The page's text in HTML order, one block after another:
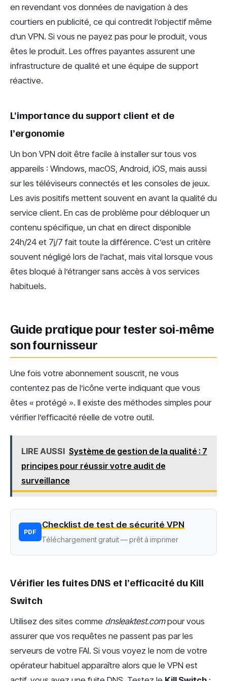
en revendant vos données de navigation à des
courtiers en publicité, ce qui contredit l’objectif même
d’un VPN. Si vous ne payez pas pour le produit, vous
êtes le produit. Les offres payantes assurent une
infrastructure de qualité et une équipe de support
réactive.
L’importance du support client et de
l’ergonomie
Un bon VPN doit être facile à installer sur tous vos
appareils : Windows, macOS, Android, iOS, mais aussi
sur les téléviseurs connectés et les consoles de jeux.
Les avis positifs mettent souvent en avant la qualité du
service client. En cas de problème pour débloquer un
contenu spécifique, un chat en direct disponible
24h/24 et 7j/7 fait toute la différence. C’est un critère
souvent négligé lors de l’achat, mais vital lorsque vous
êtes bloqué à l’étranger sans accès à vos services
habituels.
Guide pratique pour tester soi-même
son fournisseur
Une fois votre abonnement souscrit, ne vous
contentez pas de l’icône verte indiquant que vous
êtes « protégé ». Il existe des méthodes simples pour
vérifier l’efficacité réelle de votre outil.
LIRE AUSSI Système de gestion de la qualité : 7
principes pour réussir votre audit de
surveillance
PDF
Checklist de test de sécurité VPN
Téléchargement gratuit — prêt à imprimer
Vérifier les fuites DNS et l’efficacité du Kill
Switch
Utilisez des sites comme dnsleaktest.compour vous
assurer que vos requêtes ne passent pas par les
serveurs de votre FAI. Si vous voyez le nom de votre
opérateur habituel apparaître alors que le VPN est